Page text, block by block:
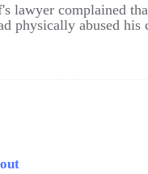
lawyer complained
physically abused his